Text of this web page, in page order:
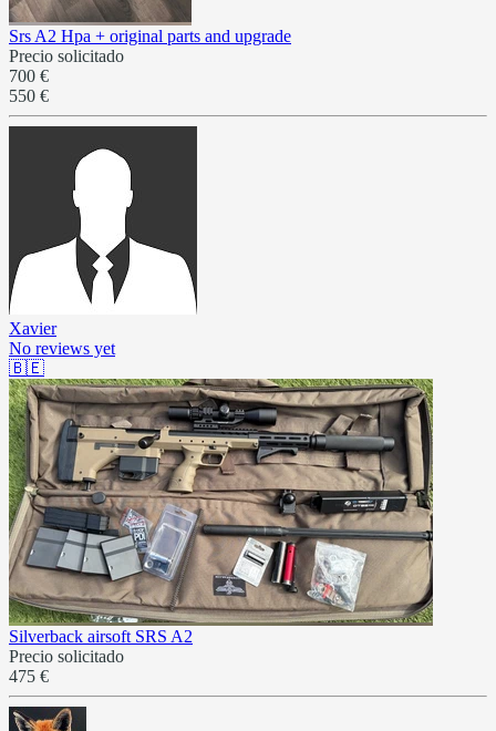
Srs A2 Hpa + original parts and upgrade
Precio solicitado
700 €
550 €
Xavier
No reviews yet
🇧🇪
Silverback airsoft SRS A2
Precio solicitado
475 €